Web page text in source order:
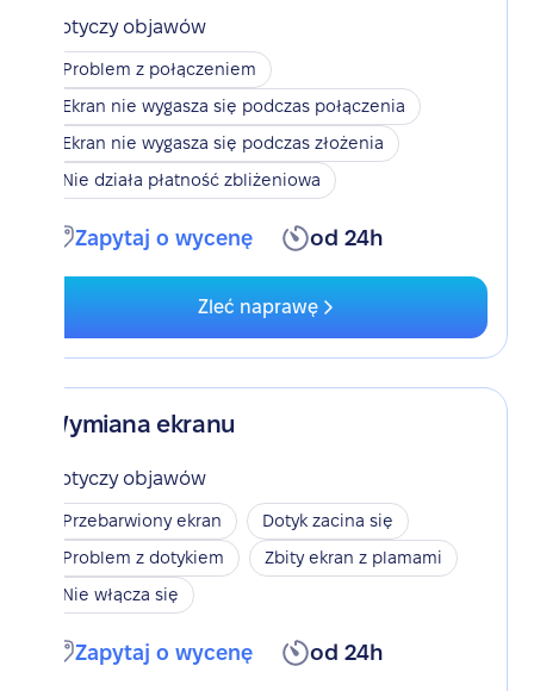
Dotyczy objawów
Problem z połączeniem
Ekran nie wygasza się podczas połączenia
Ekran nie wygasza się podczas złożenia
Nie działa płatność zbliżeniowa
Zapytaj o wycenę od 24h
Zleć naprawę
Wymiana ekranu
Dotyczy objawów
Przebarwiony ekran
Dotyk zacina się
Problem z dotykiem
Zbity ekran z plamami
Nie włącza się
Zapytaj o wycenę od 24h